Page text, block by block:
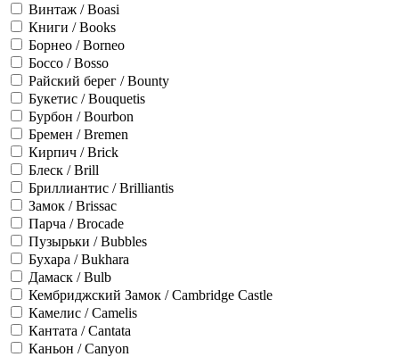
Винтаж / Boasi
Книги / Books
Борнео / Borneo
Боссо / Bosso
Райский берег / Bounty
Букетис / Bouquetis
Бурбон / Bourbon
Бремен / Bremen
Кирпич / Brick
Блеск / Brill
Бриллиантис / Brilliantis
Замок / Brissac
Парча / Brocade
Пузырьки / Bubbles
Бухара / Bukhara
Дамаск / Bulb
Кембриджский Замок / Cambridge Castle
Камелис / Camelis
Кантата / Cantata
Каньон / Canyon